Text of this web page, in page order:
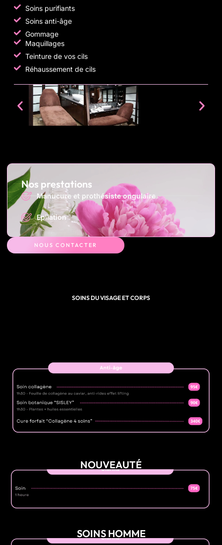
Soins purifiants
Soins anti-âge
Gommage
Maquillages
Teinture de vos cils
Réhaussement de cils
Nos prestations
Manucure et prothésiste ongulaire
Epilation
NOUS CONTACTER
SOINS DU VISAGE ET CORPS
NOUVEAUTÉ
SOINS HOMME